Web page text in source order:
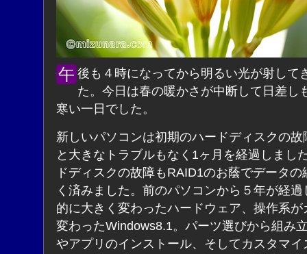
午後も４時になってから明るい光が射してきまし
た。今日は春の暖かさが中断して日差し
寒い一日でした。
新しいパソコンは初期のハードディスクの故
と大きなトラブルもなく1ヶ月を経過しまし
ドディスクの故障もRAID1のお蔭でデータの
く済みました。前のパソコンから５年が経過
的に大きく変わったハードウェア、操作系が
変わったWindows8.1。パーツ選びから組み
やアプリのインストール、そしてカスタマイ